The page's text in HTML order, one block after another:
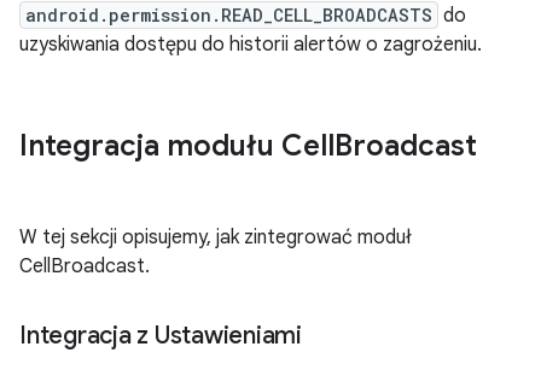
android.permission.READ_CELL_BROADCASTS do
uzyskiwania dostępu do historii alertów o zagrożeniu.
Integracja modułu CellBroadcast
W tej sekcji opisujemy, jak zintegrować moduł
CellBroadcast.
Integracja z Ustawieniami